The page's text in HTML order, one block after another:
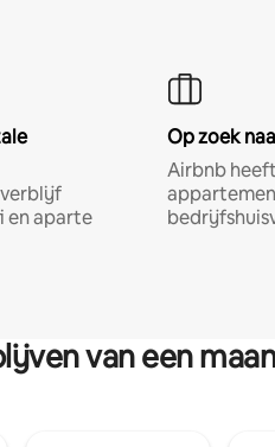
verblijf
en aparte
Op zoek
Airbnb
van een